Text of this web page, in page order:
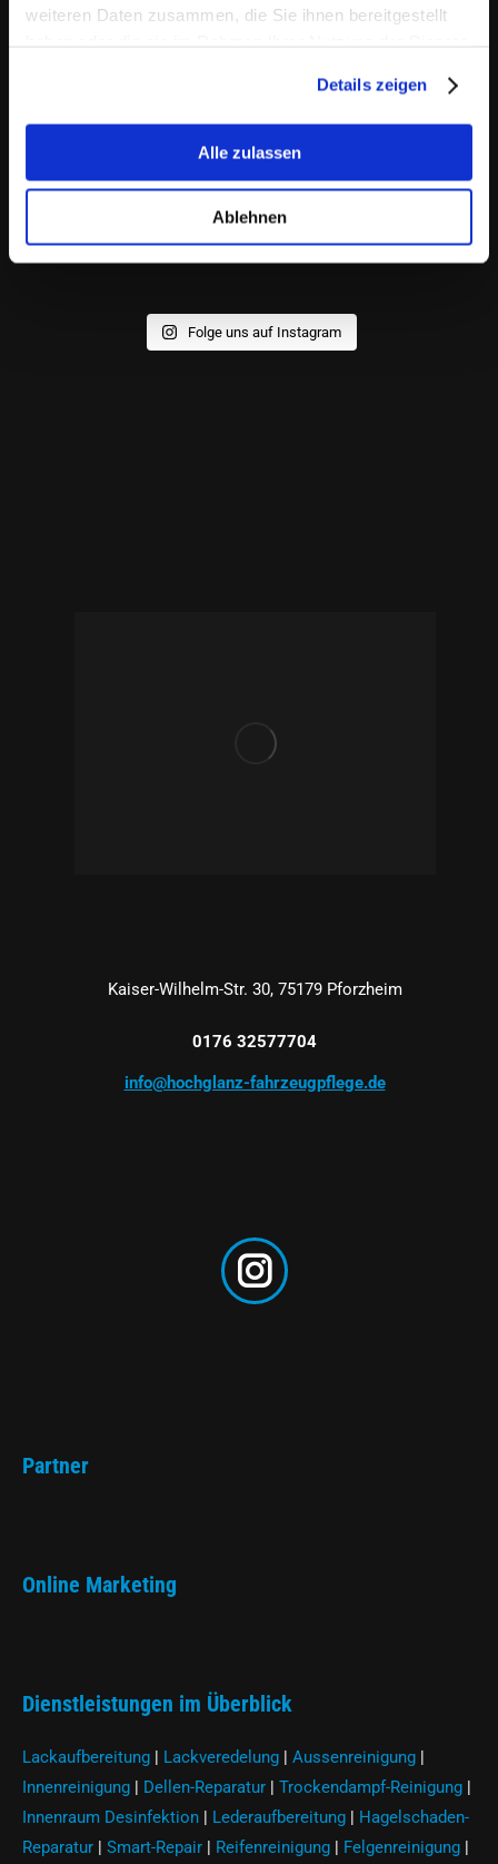
weiteren Daten zusammen, die Sie ihnen bereitgestellt
Details zeigen
Alle zulassen
Ablehnen
Folge uns auf Instagram
Kaiser-Wilhelm-Str. 30, 75179 Pforzheim
0176 32577704
info@hochglanz-fahrzeugpflege.de
Instagram
Partner
Online Marketing
Dienstleistungen im Überblick
Lackaufbereitung | Lackveredelung | Aussenreinigung |
Innenreinigung | Dellen-Reparatur | Trockendampf-Reinigung |
Innenraum Desinfektion | Lederaufbereitung | Hagelschaden-
Reparatur | Smart-Repair | Reifenreinigung | Felgenreinigung |